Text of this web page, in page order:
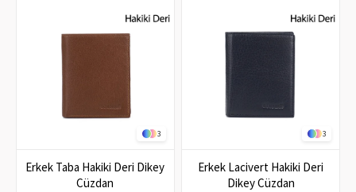
3
Erkek Taba Hakiki Deri Dikey
Cüzdan
3
Erkek Lacivert Hakiki Deri
Dikey Cüzdan